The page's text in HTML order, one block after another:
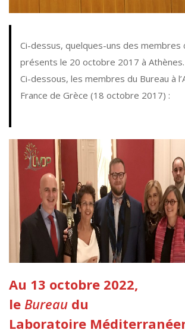
Ci-dessus, quelques-uns des membres
présents le 20 octobre 2017 à Athènes.
Ci-dessous, les membres du Bureau à
France de Grèce (18 octobre 2017) :
Au 13 octobre 2022,
le Bureau du
Laboratoire